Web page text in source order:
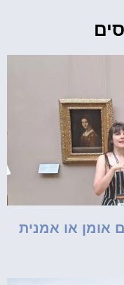
אומן או אמנית